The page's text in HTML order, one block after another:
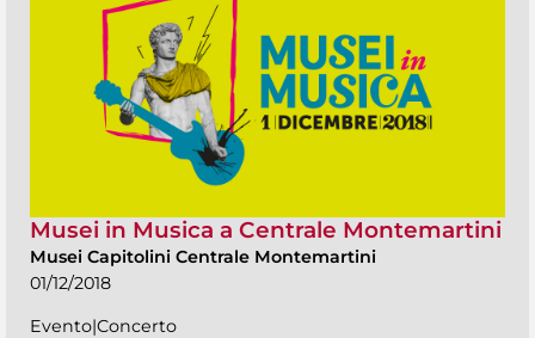
Musei in Musica a Centrale Montemartini
Musei Capitolini Centrale Montemartini
01/12/2018
Evento|Concerto